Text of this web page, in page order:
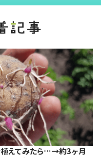
植えてみたら…→約3ヶ月